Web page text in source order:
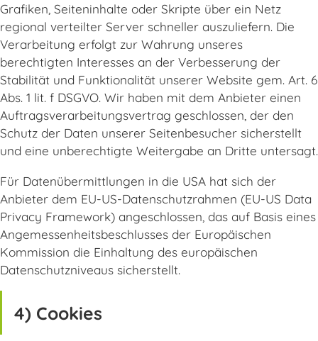
Grafiken, Seiteninhalte oder Skripte über ein Netz
regional verteilter Server schneller auszuliefern. Die
Verarbeitung erfolgt zur Wahrung unseres
berechtigten Interesses an der Verbesserung der
Stabilität und Funktionalität unserer Website gem. Art. 6
Abs. 1 lit. f DSGVO. Wir haben mit dem Anbieter einen
Auftragsverarbeitungsvertrag geschlossen, der den
Schutz der Daten unserer Seitenbesucher sicherstellt
und eine unberechtigte Weitergabe an Dritte untersagt.
Für Datenübermittlungen in die USA hat sich der
Anbieter dem EU-US-Datenschutzrahmen (EU-US Data
Privacy Framework) angeschlossen, das auf Basis eines
Angemessenheitsbeschlusses der Europäischen
Kommission die Einhaltung des europäischen
Datenschutzniveaus sicherstellt.
4) Cookies